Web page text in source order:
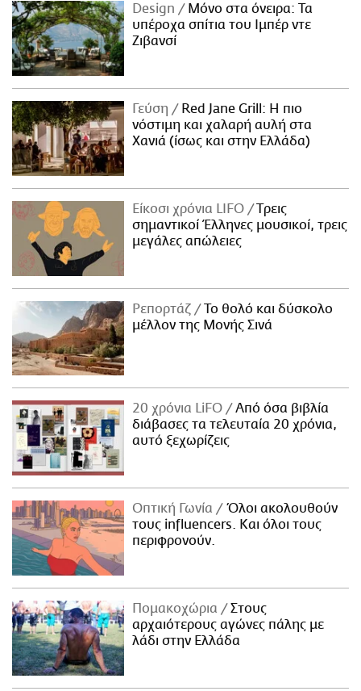
Design
Μόνο στα όνειρα: Τα
υπέροχα σπίτια του Ιμπέρ ντε
Ζιβανσί
Γεύση
Red Jane Grill: Η πιο
νόστιμη και χαλαρή αυλή στα
Χανιά (ίσως και στην Ελλάδα)
Είκοσι χρόνια LIFO
Tρεις
σημαντικοί Έλληνες μουσικοί, τρεις
μεγάλες απώλειες
Ρεπορτάζ
Το θολό και δύσκολο
μέλλον της Μονής Σινά
20 χρόνια LiFO
Από όσα βιβλία
διάβασες τα τελευταία 20 χρόνια,
αυτό ξεχωρίζεις
Οπτική Γωνία
Όλοι ακολουθούν
τους influencers. Και όλοι τους
περιφρονούν.
Πομακοχώρια
Στους
αρχαιότερους αγώνες πάλης με
λάδι στην Ελλάδα